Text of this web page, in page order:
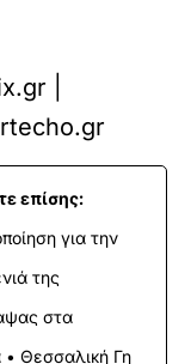
|
επίσης:
για την
της
στα
• Θεσσαλική Γη